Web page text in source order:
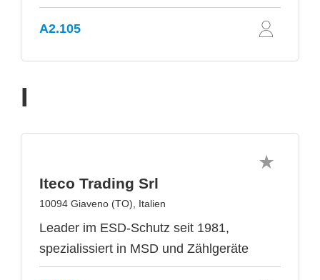
A2.105
I
Iteco Trading Srl
10094 Giaveno (TO), Italien
Leader im ESD-Schutz seit 1981,
spezialissiert in MSD und Zählgeräte